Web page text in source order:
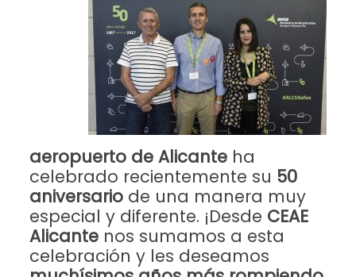
aeropuerto de Alicanteha
celebrado recientemente su 50
aniversariode una manera muy
especial y diferente. ¡Desde CEAE
Alicantenos sumamos a esta
celebración y les deseamos